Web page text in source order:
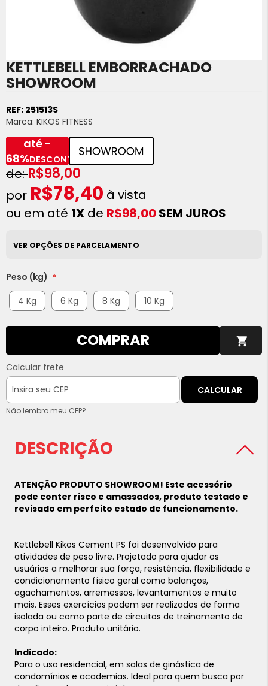
KETTLEBELL EMBORRACHADO
SHOWROOM
REF: 251513S
Marca: KIKOS FITNESS
R$98,00
até -
68%DESCONTO
R$78,40 à vista
ou em até 1X de R$98,00SEM JUROS
VER OPÇÕES DE PARCELAMENTO
Peso (kg)
4 Kg
6 Kg 8 Kg 10 Kg
COMPRAR
Calcular frete
CALCULAR
Não lembro meu CEP?
Saltar
para
o
da
Galeria
de
imagens
DESCRIÇÃO
ATENÇÃO PRODUTO SHOWROOM! Este acessório
pode conter risco e amassados, produto testado e
revisado em perfeito estado de funcionamento.
Kettlebell Kikos Cement PS foi desenvolvido para
atividades de peso livre. Projetado para ajudar os
usuários a melhorar sua força, resistência, flexibilidade e
condicionamento físico geral como balanços,
agachamentos, arremessos, levantamentos e muito
mais. Esses exercícios podem ser realizados de forma
isolada ou como parte de circuitos de treinamento de
corpo inteiro. Produto unitário.
Indicado:
Para o uso residencial, em salas de ginástica de
condomínios e academias. Ideal para quem busca por